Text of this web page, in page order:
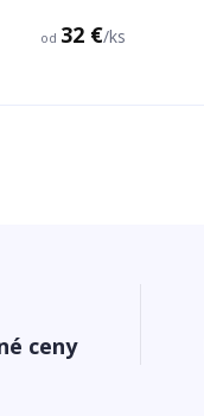
od 32 €/ks
ceny